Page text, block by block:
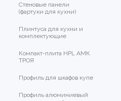
Стеновые панели
(фартуки для кухни)
Плинтуса для кухни и
комплектующие
Компакт-плита HPL АМК
ТРОЯ
Профиль для шкафов купе
Профиль алюминиевый